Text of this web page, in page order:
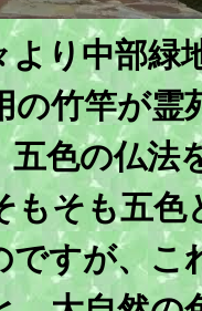
より中部緑
の竹竿が霊
五色の仏法
もそも五色
ですが、こ